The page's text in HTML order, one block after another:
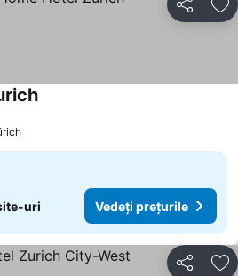
Distribuiți
uri Vedeți prețurile
Distribuiți